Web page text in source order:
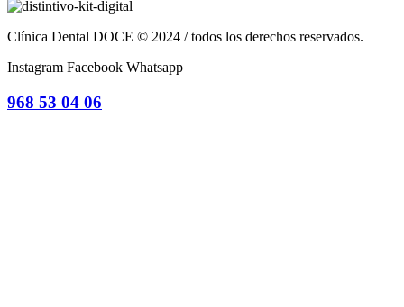
Clínica Dental DOCE © 2024 / todos los derechos reservados.
Instagram Facebook Whatsapp
968 53 04 06